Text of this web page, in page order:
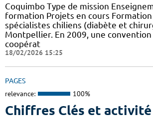
Coquimbo Type de mission
formation Projets en cours
spécialistes chiliens (diabète et
Montpellier. En 2009, une convention
coopérat
18/02/2026 15:25
PAGES
relevance: 100%
Chiffres Clés et activité